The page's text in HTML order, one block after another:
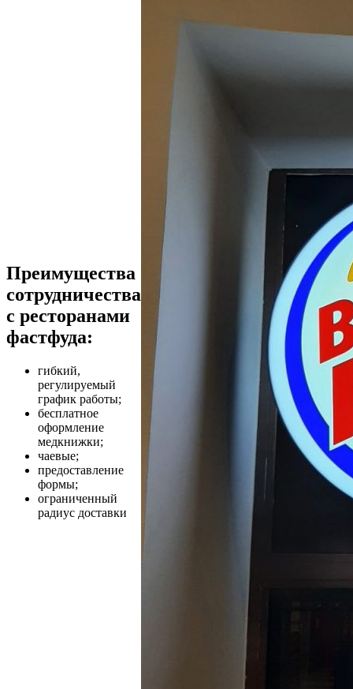
Преимущества
сотрудничества
с ресторанами
фастфуда:
гибкий,
регулируемый
график работы;
бесплатное
оформление
медкнижки;
чаевые;
предоставление
формы;
ограниченный
радиус доставки